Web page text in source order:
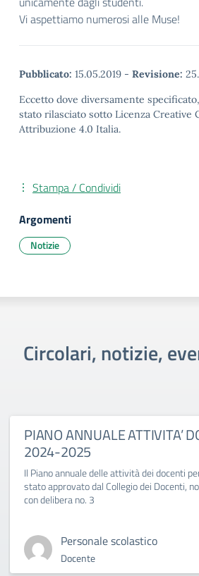
Vi aspettiamo numerosi alle Muse!
Pubblicato: 15.05.2019 - Revisione:
Eccetto dove diversamente
stato rilasciato sotto Licenza Creative
Attribuzione 4.0 Italia.
Stampa / Condividi
Argomenti
Notizie
Circolari, notizie,
PIANO ANNUALE ATTIVITA’
2024-2025
Il Piano annuale delle attività dei docenti
stato approvato dal Collegio dei Docenti,
con delibera no. 3
Personale scolastico
Docente